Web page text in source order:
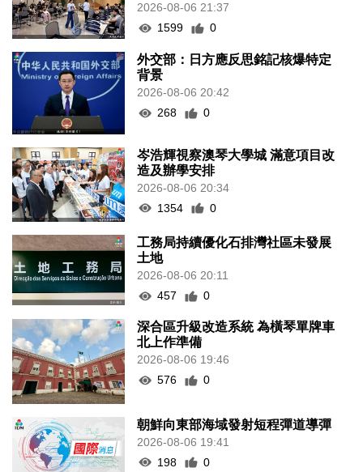
2026-08-06 21:37
1599
0
外交部：日方應反思銘記核爆特定
背景
2026-08-06 20:42
268
0
岑浩輝視察澳琴大學城 滿意項目改
造及辦學安排
2026-08-06 20:34
1354
0
工務局持續優化石排灣社區未發展
土地
2026-08-06 20:11
457
0
深合區升級改造系統 為橫琴單牌車
北上作準備
2026-08-06 19:46
576
0
朝鮮向東部海域發射短程彈道導彈
2026-08-06 19:41
198
0